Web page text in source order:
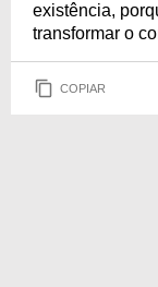
existência,
transformar o
COPIAR